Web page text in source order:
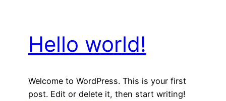
Hello world!
Welcome to WordPress. This is your first
post. Edit or delete it, then start writing!